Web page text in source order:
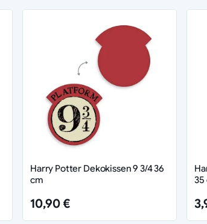
Harry Potter Dekokissen 9 3/4 36
cm
10,90 €
35